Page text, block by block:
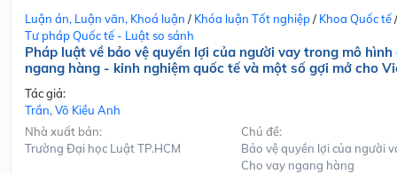
Luận án, Luận văn, Khoá luận / Khóa luận Tốt nghiệp/ Khoa Quốc tế/
Tư pháp Quốc tế - Luật so sánh
Pháp luật về bảo vệ quyền lợi của người vay trong mô hình
ngang hàng - kinh nghiệm quốc tế và một số gợi mở cho
Tác giả:
Trần, Võ Kiều Anh
Nhà xuất bản:
Trường Đại học Luật TP.HCM
Chủ đề:
Bảo vệ quyền lợi của người
Cho vay ngang hàng